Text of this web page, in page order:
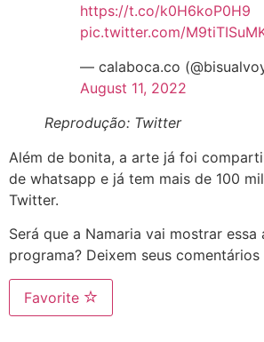
https://t.co/k0H6koP0H9
pic.twitter.com/
— calaboca.co
August 11, 2022
Reprodução: Twitter
Além de bonita, a arte já foi
de whatsapp e já tem mais de 100
Twitter.
Será que a Namaria vai mostrar essa
programa? Deixem seus
Favorite